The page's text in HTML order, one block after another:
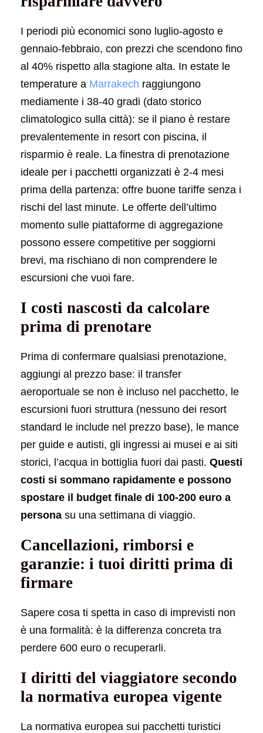
I periodi più economici sono luglio-agosto e
gennaio-febbraio, con prezzi che scendono fino
al 40% rispetto alla stagione alta. In estate le
temperature a Marrakech raggiungono
mediamente i 38-40 gradi (dato storico
climatologico sulla città): se il piano è restare
prevalentemente in resort con piscina, il
risparmio è reale. La finestra di prenotazione
ideale per i pacchetti organizzati è 2-4 mesi
prima della partenza: offre buone tariffe senza i
rischi del last minute. Le offerte dell’ultimo
momento sulle piattaforme di aggregazione
possono essere competitive per soggiorni
brevi, ma rischiano di non comprendere le
escursioni che vuoi fare.
I costi nascosti da calcolare
prima di prenotare
Prima di confermare qualsiasi prenotazione,
aggiungi al prezzo base: il transfer
aeroportuale se non è incluso nel pacchetto, le
escursioni fuori struttura (nessuno dei resort
standard le include nel prezzo base), le mance
per guide e autisti, gli ingressi ai musei e ai siti
storici, l’acqua in bottiglia fuori dai pasti. Questi
costi si sommano rapidamente e possono
spostare il budget finale di 100-200 euro a
persona su una settimana di viaggio.
Cancellazioni, rimborsi e
garanzie: i tuoi diritti prima di
firmare
Sapere cosa ti spetta in caso di imprevisti non
è una formalità: è la differenza concreta tra
perdere 600 euro o recuperarli.
I diritti del viaggiatore secondo
la normativa europea vigente
La normativa europea sui pacchetti turistici